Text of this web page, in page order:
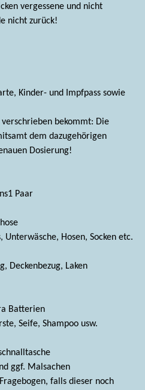
vergessene und nicht
nicht zurück!
Kinder- und Impfpass sowie
bekommt: Die
dem dazugehörigen
Dosierung!
Paar
Hosen, Socken etc.
Deckenbezug, Laken
Batterien
Seife, Shampoo usw.
ggf. Malsachen
falls dieser noch